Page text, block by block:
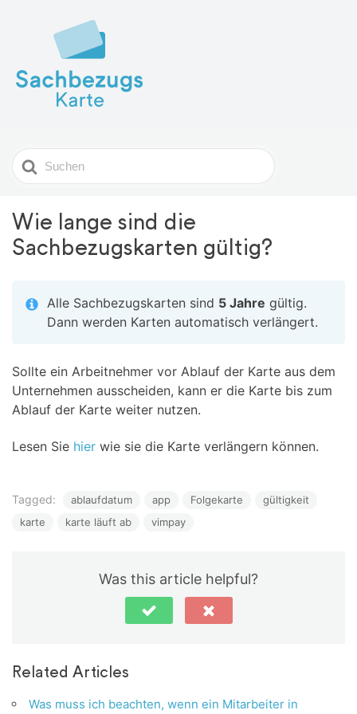
Search
For
Wie lange sind die
Sachbezugskarten gültig?
Alle Sachbezugskarten sind 5 Jahre gültig.
Dann werden Karten automatisch verlängert.
Sollte ein Arbeitnehmer vor Ablauf der Karte aus dem
Unternehmen ausscheiden, kann er die Karte bis zum
Ablauf der Karte weiter nutzen.
Lesen Sie hier wie sie die Karte verlängern können.
Tagged: ablaufdatum app Folgekarte
gültigkeit
karte
karte läuft ab vimpay
Was this article helpful?
Related Articles
Was muss ich beachten, wenn ein Mitarbeiter in